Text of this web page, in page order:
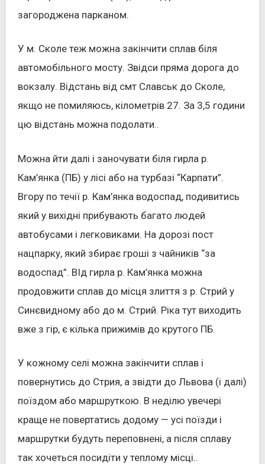
загороджена парканом.
У м. Сколе теж можна закінчити сплав біля
автомобільного мосту. Звідси пряма дорога до
вокзалу. Відстань від смт Славськ до Сколе,
якщо не помиляюсь, кілометрів 27. За 3,5 години
цю відстань можна подолати..
Можна йти далі і заночувати біля гирла р.
Кам’янка (ПБ) у лісі або на турбазі “Карпати”.
Вгору по течії р. Кам’янка водоспад, подивитись
який у вихідні прибувають багато людей
автобусами і легковиками. На дорозі пост
нацпарку, який збирає гроші з чайників “за
водоспад”. ВІд гирла р. Кам’янка можна
продовжити сплав до місця злиття з р. Стрий у
Синєвидному або до м. Стрий. Ріка тут виходить
вже з гір, є кілька прижимів до крутого ПБ.
У кожному селі можна закінчити сплав і
повернутись до Стрия, а звідти до Львова (і далі)
поїздом або маршруткою. В неділю увечері
краще не повертатись додому — усі поїзди і
маршрутки будуть переповнені, а після сплаву
так хочеться посидіти у теплому місці..